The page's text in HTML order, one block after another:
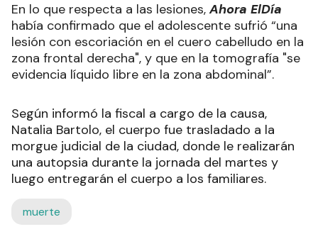
En lo que respecta a las lesiones,Ahora ElDía
había confirmado que el adolescente sufrió “una
lesión con escoriación en el cuero cabelludo en la
zona frontal derecha", y que en la tomografía "se
evidencia líquido libre en la zona abdominal”.
Según informó la fiscal a cargo de la causa,
Natalia Bartolo, el cuerpo fue trasladado a la
morgue judicial de la ciudad, donde le realizarán
una autopsia durante la jornada del martes y
luego entregarán el cuerpo a los familiares.
muerte